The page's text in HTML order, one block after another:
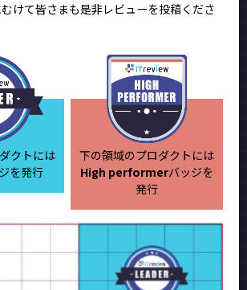
けて皆さまも是非レビューを投稿くださ
クトには
を発行
下の領域のプロダクトには
High performerバッジを
発行